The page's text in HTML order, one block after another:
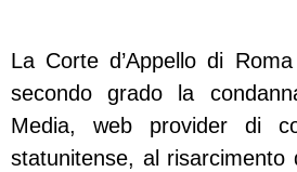
La Corte d’Appello di
secondo grado la
Media, web provider di
statunitense, al risarcimento